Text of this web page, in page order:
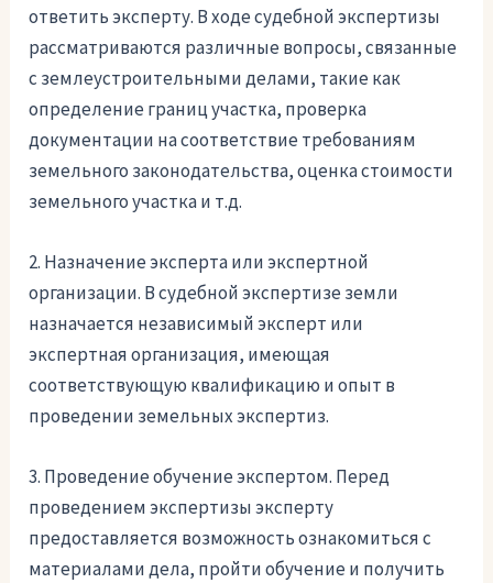
ответить эксперту. В ходе судебной экспертизы
рассматриваются различные вопросы, связанные
с землеустроительными делами, такие как
определение границ участка, проверка
документации на соответствие требованиям
земельного законодательства, оценка стоимости
земельного участка и т.д.
2. Назначение эксперта или экспертной
организации. В судебной экспертизе земли
назначается независимый эксперт или
экспертная организация, имеющая
соответствующую квалификацию и опыт в
проведении земельных экспертиз.
3. Проведение обучение экспертом. Перед
проведением экспертизы эксперту
предоставляется возможность ознакомиться с
материалами дела, пройти обучение и получить